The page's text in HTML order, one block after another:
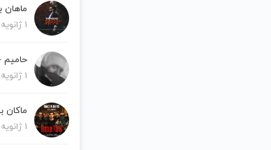
ماهان
1 ژانویه 2026
1 ژانویه 2026
ماکان
1 ژانویه 2026